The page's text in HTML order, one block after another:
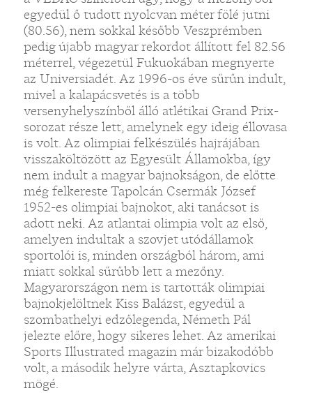
egyedül ő tudott nyolcvan méter fölé jutni
(80.56), nem sokkal később Veszprémben
pedig újabb magyar rekordot állított fel 82.56
méterrel, végezetül Fukuokában megnyerte
az Universiadét. Az 1996-os éve sűrűn indult,
mivel a kalapácsvetés is a több
versenyhelyszínből álló atlétikai Grand Prix-
sorozat része lett, amelynek egy ideig éllovasa
is volt. Az olimpiai felkészülés hajrájában
visszaköltözött az Egyesült Államokba, így
nem indult a magyar bajnokságon, de előtte
még felkereste Tapolcán Csermák József
1952-es olimpiai bajnokot, aki tanácsot is
adott neki. Az atlantai olimpia volt az első,
amelyen indultak a szovjet utódállamok
sportolói is, minden országból három, ami
miatt sokkal sűrűbb lett a mezőny.
Magyarországon nem is tartották olimpiai
bajnokjelöltnek Kiss Balázst, egyedül a
szombathelyi edzőlegenda, Németh Pál
jelezte előre, hogy sikeres lehet. Az amerikai
Sports Illustrated magazin már bizakodóbb
volt, a második helyre várta, Asztapkovics
mögé.